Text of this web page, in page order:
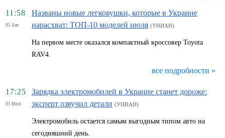
11:58
05 Авг
Названы новые легковушки, которые в Украине
нарасхват: ТОП-10 моделей июля (УНИАН)
На первом месте оказался компактный кроссовер Toyota
RAV4.
все подробности »
17:25
31 Июл
Зарядка электромобилей в Украине станет дороже:
эксперт озвучил детали (УНИАН)
Электромобиль остается самым выгодным типом авто на
сегодняшний день.